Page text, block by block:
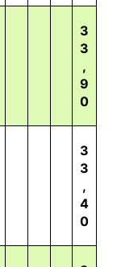
3
3
,
9
0
3
3
,
4
0